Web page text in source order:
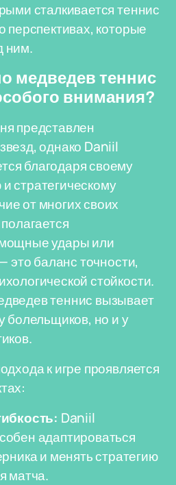
сталкивается теннис
перспективах, которые
ним.
медведев теннис
внимания?
представлен
однако Daniil
благодаря своему
стратегическому
от многих своих
удары или
это баланс точности,
стойкости.
теннис вызывает
болельщиков, но и у
к игре проявляется
Daniil
адаптироваться
и менять стратегию
матча.